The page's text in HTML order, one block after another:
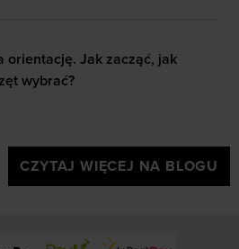
orientację. Jak zacząć, jak
orientację. Jak zacząć, jak
wybrać?
CZYTAJ WIĘCEJ NA BLOGU